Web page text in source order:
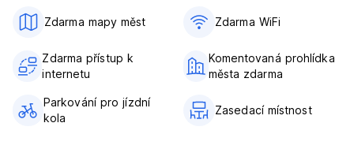
Breakfast included
Reception 06.00 to 24.00
No pets
Zdarma mapy měst Zdarma WiFi
Zdarma přístup k
internetu
Komentovaná prohlídka
města zdarma
Parkování pro jízdní
kola
Zasedací místnost